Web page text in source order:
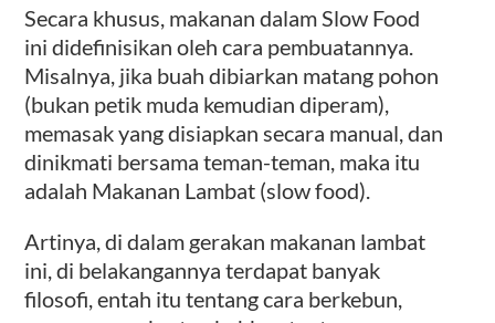
Secara khusus, makanan dalam Slow Food
ini didefinisikan oleh cara pembuatannya.
Misalnya, jika buah dibiarkan matang pohon
(bukan petik muda kemudian diperam),
memasak yang disiapkan secara manual, dan
dinikmati bersama teman-teman, maka itu
adalah Makanan Lambat (slow food).
Artinya, di dalam gerakan makanan lambat
ini, di belakangannya terdapat banyak
filosofi, entah itu tentang cara berkebun,